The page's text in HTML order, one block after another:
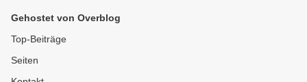
Gehostet von Overblog
Top-Beiträge
Seiten